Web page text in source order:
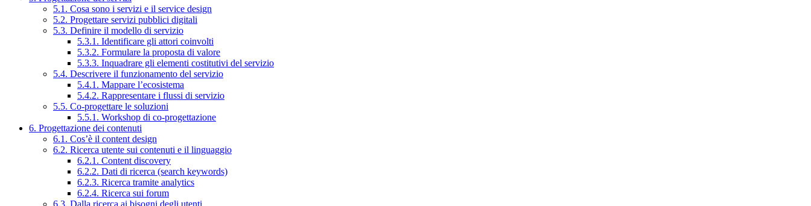
5.1. Cosa sono i servizi e il service design
5.2. Progettare servizi pubblici digitali
5.3. Definire il modello di servizio
5.3.1. Identificare gli attori coinvolti
5.3.2. Formulare la proposta di valore
5.3.3. Inquadrare gli elementi costitutivi del servizio
5.4. Descrivere il funzionamento del servizio
5.4.1. Mappare l’ecosistema
5.4.2. Rappresentare i flussi di servizio
5.5. Co-progettare le soluzioni
5.5.1. Workshop di co-progettazione
6. Progettazione dei contenuti
6.1. Cos’è il content design
6.2. Ricerca utente sui contenuti e il linguaggio
6.2.1. Content discovery
6.2.2. Dati di ricerca (search keywords)
6.2.3. Ricerca tramite analytics
6.2.4. Ricerca sui forum
6.3. Dalla ricerca ai bisogni degli utenti